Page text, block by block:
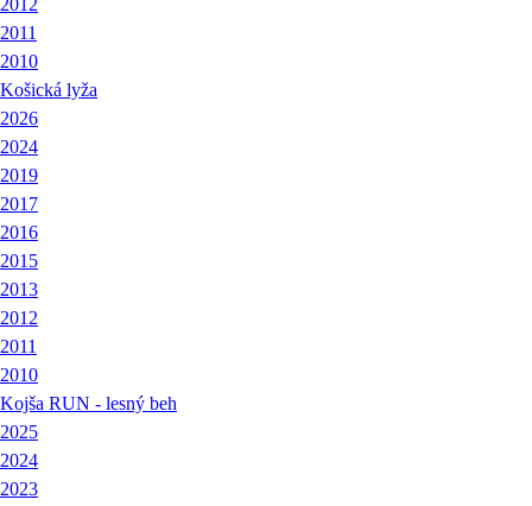
2012
2011
2010
Košická lyža
2026
2024
2019
2017
2016
2015
2013
2012
2011
2010
Kojša RUN - lesný beh
2025
2024
2023